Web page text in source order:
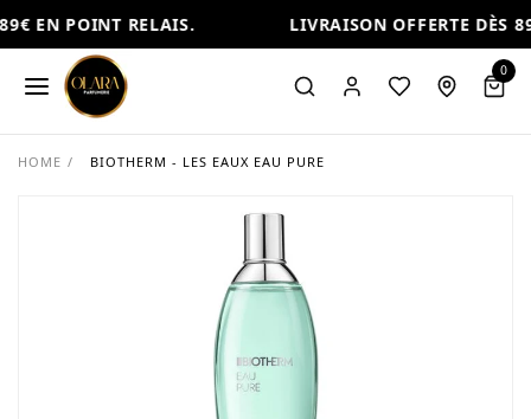
EN POINT RELAIS. LIVRAISON OFFERTE DÈS
0
HOME / BIOTHERM - LES EAUX EAU PURE